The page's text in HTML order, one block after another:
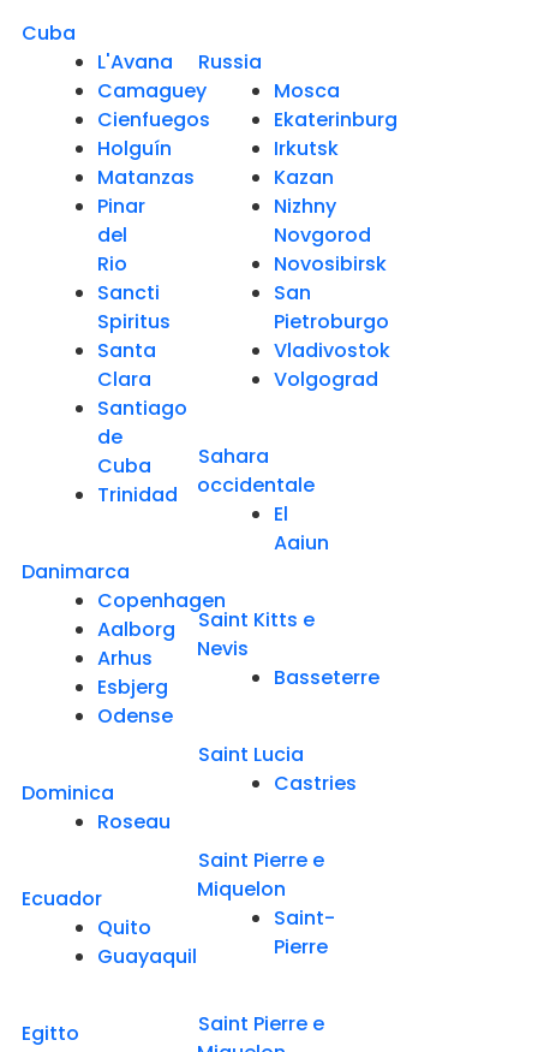
Cuba
L'Avana
Camaguey
Cienfuegos
Holguín
Matanzas
Pinar
del
Rio
Sancti
Spiritus
Santa
Clara
Santiago
de
Cuba
Trinidad
Danimarca
Copenhagen
Aalborg
Arhus
Esbjerg
Odense
Dominica
Roseau
Ecuador
Quito
Guayaquil
Egitto
Russia
Mosca
Ekaterinburg
Irkutsk
Kazan
Nizhny
Novgorod
Novosibirsk
San
Pietroburgo
Vladivostok
Volgograd
Sahara
occidentale
El
Aaiun
Saint Kitts e
Nevis
Basseterre
Saint Lucia
Castries
Saint Pierre e
Miquelon
Saint-
Pierre
Saint Pierre e